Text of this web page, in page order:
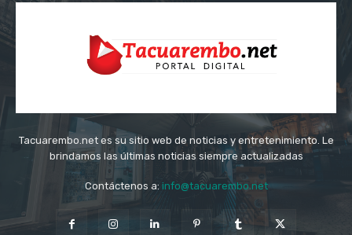
Tacuarembo.net es su sitio web de noticias y entretenimiento. Le
brindamos las últimas noticias siempre actualizadas
Contáctenos a: info@tacuarembo.net